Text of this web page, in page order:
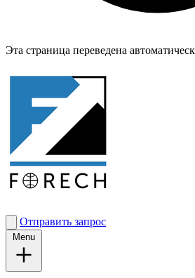
Эта страница переведена
Отправить запрос